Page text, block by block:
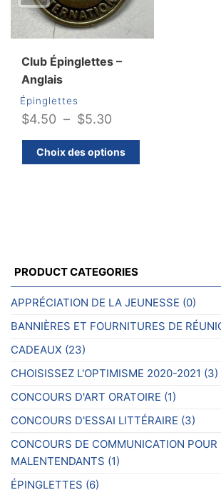
Club Épinglettes –
Anglais
Épinglettes
$4.50 – $5.30
de
prix :
Choix des options
choisies
la
du
PRODUCT CATEGORIES
APPRÉCIATION DE LA JEUNESSE (0)
BANNIÈRES ET FOURNITURES DE
CADEAUX (23)
CHOISISSEZ L'OPTIMISME 2020-2021 (3)
CONCOURS D'ART ORATOIRE (1)
CONCOURS D'ESSAI LITTÉRAIRE (3)
CONCOURS DE COMMUNICATION POUR
MALENTENDANTS (1)
ÉPINGLETTES (6)